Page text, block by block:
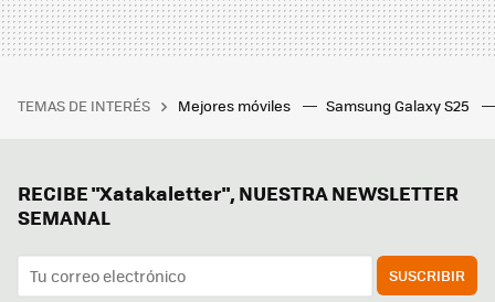
TEMAS DE INTERÉS Mejores móviles Samsung Galaxy S25
RECIBE "Xatakaletter", NUESTRA NEWSLETTER
SEMANAL
SUSCRIBIR